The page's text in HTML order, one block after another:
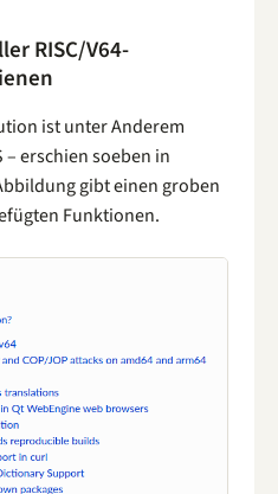
RISC/V64-
ist unter Anderem
– erschien soeben in
gibt einen groben
Funktionen.